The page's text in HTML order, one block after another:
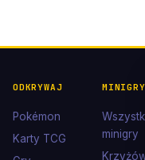
ODKRYWAJ
Pokémon
Karty TCG
MINIGRY
minigry